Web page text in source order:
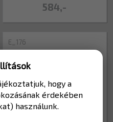
584,-
E_176
hogy a
érdekében
használunk.